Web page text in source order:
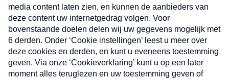
Nieuwsbrief
Neem hier een gratis abonnement op onze